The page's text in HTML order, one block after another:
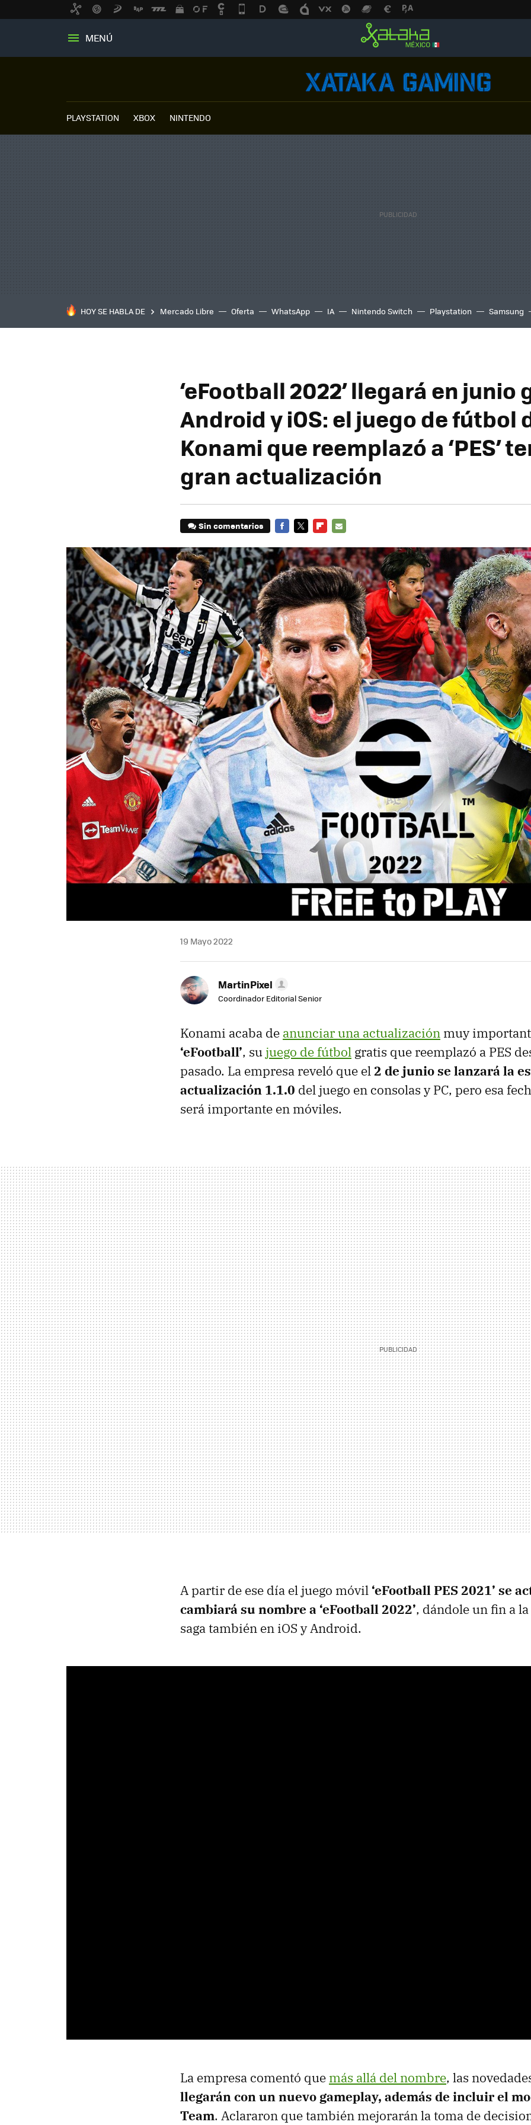
MENÚ
PLAYSTATION XBOX NINTENDO
HOY SE HABLA DE Mercado Libre Oferta WhatsApp IA Nintendo Switch Playstation Samsung
‘eFootball 2022’ llegará en junio
Android y iOS: el juego de fútbol
Konami que reemplazó a ‘PES’
gran actualización
Sin comentarios
MAIL
19 Mayo 2022
MartinPixel
Coordinador Editorial Senior
Konami acaba de anunciar una actualización muy
‘eFootball’, su juego de fútbol gratis que reemplazó a PES
pasado. La empresa reveló que el2 de junio se lanzará la
actualización 1.1.0 del juego en consolas y PC, pero esa
será importante en móviles.
A partir de ese día el juego móvil ‘eFootball PES 2021’ se
cambiará su nombre a ‘eFootball 2022’, dándole un fin a
saga también en iOS y Android.
La empresa comentó que más allá del nombre, las
llegarán con un nuevo gameplay, además de incluir el
Team. Aclararon que también mejorarán la toma de